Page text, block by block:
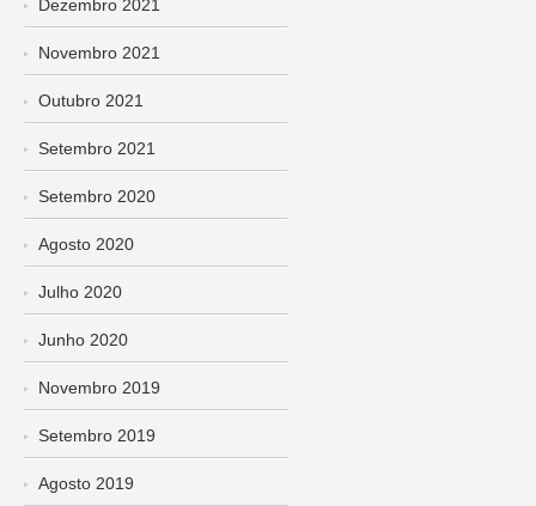
Dezembro 2021
Novembro 2021
Outubro 2021
Setembro 2021
Setembro 2020
Agosto 2020
Julho 2020
Junho 2020
Novembro 2019
Setembro 2019
Agosto 2019